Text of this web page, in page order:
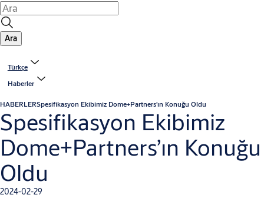
Ara
Türkçe
Haberler
HABERLERSpesifikasyon Ekibimiz Dome+Partners’ın Konuğu Oldu
Spesifikasyon Ekibimiz
Dome+Partners’ın Konuğu
Oldu
2024-02-29